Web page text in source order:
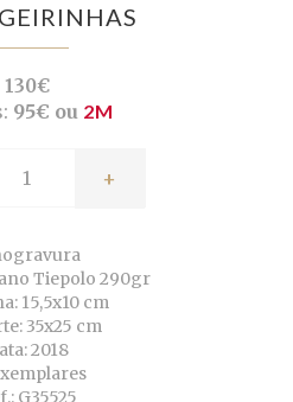
130€
95€ ou 2M
+
Tiepolo 290gr
15,5x10 cm
35x25 cm
2018
G35525